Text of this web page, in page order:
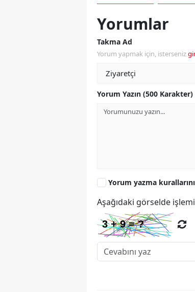
Yorumlar
Takma Ad
Yorum yapmak için, isterseniz
Yorum Yazın (500 Karakter)
Yorum yazma kurallarını
Aşağıdaki görselde